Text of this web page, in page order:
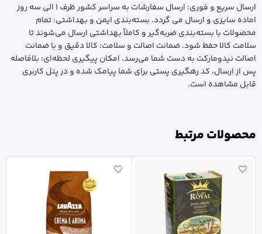
ارسال سریع و فوری: ارسال سفارشات به سراسر کشور ظرف 1 الی سه روز
اماده سایزی و ارسال می گردد. بسته‌بندی ایمن و بهداشتی: تمام
محصولات با بسته‌بندی ضربه‌گیر و کاملاً بهداشتی ارسال می‌شوند تا
سلامت کالا حفظ شود. ضمانت اصالت و سلامت: کالا دقیق و با ضمانت
اصالت نیدومارکت به دست شما می‌رسد. امکان پیگیری لحظه‌ای: بلافاصله
پس از ارسال، کد رهگیری پستی برای شما پیامک شده و در پنل کاربری
قابل مشاهده است.
محصولات مرتبط